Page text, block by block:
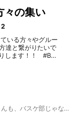
々の集い
2
いる方々やグルー
達と繋がりたいで
します！！ #BRE
現役バスケ部さんも、元バスケ部さんも、バスケ部じゃなくてもバスケ好きなら大歓迎！（雑談もヨシ） スタレンはダメダァ 迷惑行為はやめましょう！ 勝手に宣伝するのやめよドンナケヒマナン？ 新規さん大歓迎のルールゆるゆるオプチャ！ みんな優しくて話しやすい😆 щ(ﾟдﾟщ)ｶﾓｰﾝ